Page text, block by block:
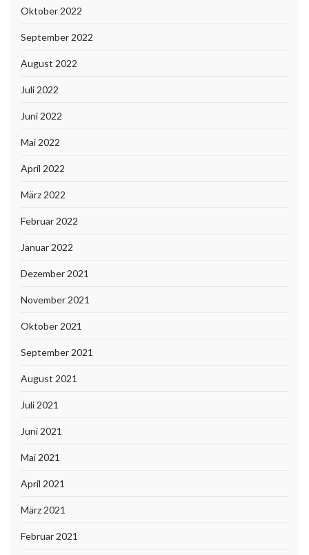
Oktober 2022
September 2022
August 2022
Juli 2022
Juni 2022
Mai 2022
April 2022
März 2022
Februar 2022
Januar 2022
Dezember 2021
November 2021
Oktober 2021
September 2021
August 2021
Juli 2021
Juni 2021
Mai 2021
April 2021
März 2021
Februar 2021